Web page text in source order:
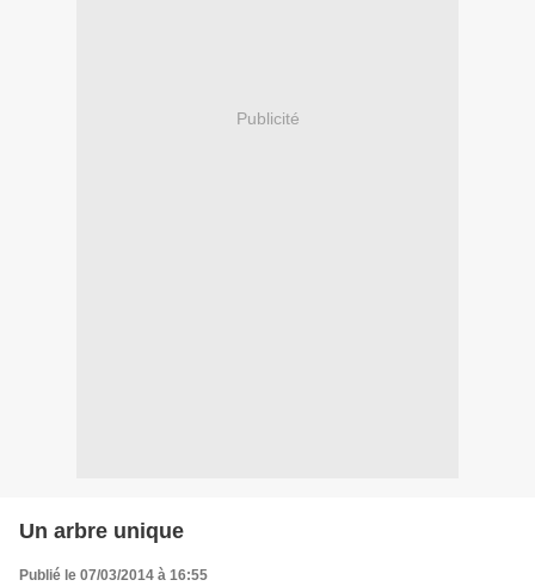
Publicité
Un arbre unique
Publié le 07/03/2014 à 16:55